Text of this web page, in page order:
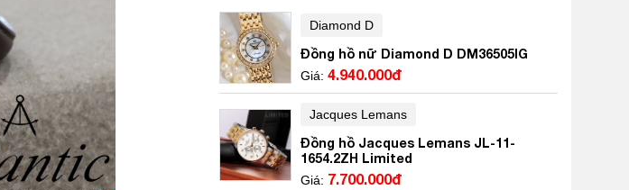
Diamond D
Đồng hồ nữ Diamond D DM36505IG
Giá: 4.940.000đ
Jacques Lemans
Đồng hồ Jacques Lemans JL-11-
1654.2ZH Limited
Giá: 7.700.000đ